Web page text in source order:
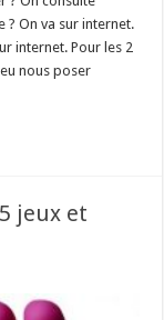
? On va sur internet.
internet. Pour les 2
nous poser
jeux et